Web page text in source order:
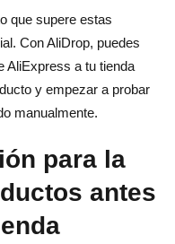
que supere estas
Con AliDrop, puedes
AliExpress a tu tienda
y empezar a probar
manualmente.
para la
antes